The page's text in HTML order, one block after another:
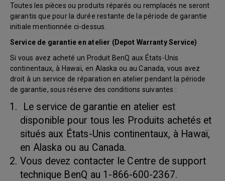
Toutes les pièces ou produits réparés ou remplacés ne seront
garantis que pour la durée restante de la période de garantie
initiale mentionnée ci-dessus.
Service de garantie en atelier (Depot Warranty Service)
Si vous avez acheté un Produit BenQ aux États-Unis
continentaux, à Hawaï, en Alaska ou au Canada, vous avez
droit à un service de réparation en atelier pendant la période
de garantie, sous réserve des conditions suivantes :
Le service de garantie en atelier est
disponible pour tous les Produits achetés et
situés aux États-Unis continentaux, à Hawaï,
en Alaska ou au Canada.
Vous devez contacter le Centre de support
technique BenQ au 1-866-600-2367.